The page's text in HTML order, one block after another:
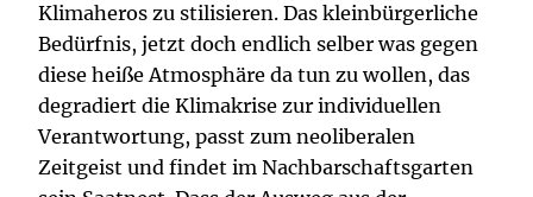
Klimaheros zu stilisieren. Das kleinbürgerliche
Bedürfnis, jetzt doch endlich selber was gegen
diese heiße Atmosphäre da tun zu wollen, das
degradiert die Klimakrise zur individuellen
Verantwortung, passt zum neoliberalen
Zeitgeist und findet im Nachbarschaftsgarten